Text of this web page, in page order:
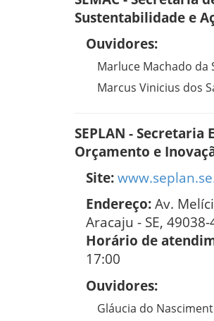
Sustentabilidade e
Ouvidores:
Marluce Machado da
Marcus Vinicius dos
SEPLAN -
Orçamento e
Site:
Endereço:Av.
Aracaju - SE,
Horário de
17:00
Ouvidores:
Gláucia do